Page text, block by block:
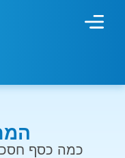
כמה כסף